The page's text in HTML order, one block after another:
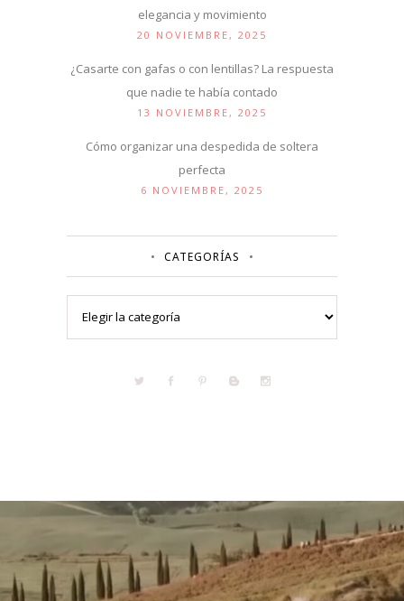
elegancia y movimiento
20 NOVIEMBRE, 2025
¿Casarte con gafas o con lentillas? La respuesta
que nadie te había contado
13 NOVIEMBRE, 2025
Cómo organizar una despedida de soltera
perfecta
6 NOVIEMBRE, 2025
CATEGORÍAS